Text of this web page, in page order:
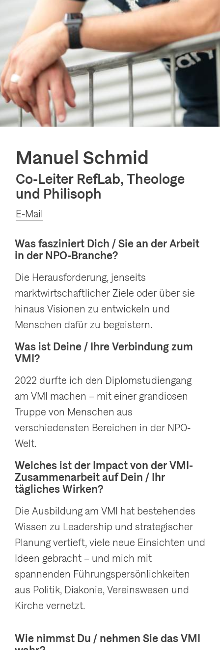
g
a
t
i
a
n
Manuel Schmid
Co-Leiter RefLab, Theologe
und Philisoph
E-Mail
Was fasziniert Dich / Sie an der Arbeit
in der NPO-Branche?
Die Herausforderung, jenseits
marktwirtschaftlicher Ziele oder über sie
hinaus Visionen zu entwickeln und
Menschen dafür zu begeistern.
Was ist Deine / Ihre Verbindung zum
VMI?
2022 durfte ich den Diplomstudiengang
am VMI machen – mit einer grandiosen
Truppe von Menschen aus
verschiedensten Bereichen in der NPO-
Welt.
Welches ist der Impact von der VMI-
Zusammenarbeit auf Dein / Ihr
tägliches Wirken?
Die Ausbildung am VMI hat bestehendes
Wissen zu Leadership und strategischer
Planung vertieft, viele neue Einsichten und
Ideen gebracht – und mich mit
spannenden Führungspersönlichkeiten
aus Politik, Diakonie, Vereinswesen und
Kirche vernetzt.
Wie nimmst Du / nehmen Sie das VMI